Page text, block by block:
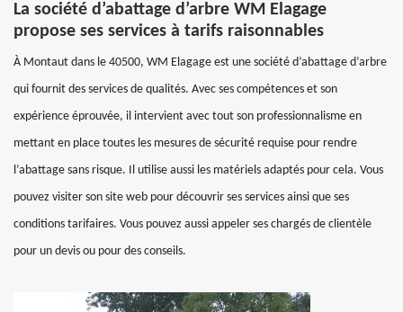
La société d’abattage d’arbre WM Elagage
propose ses services à tarifs raisonnables
À Montaut dans le 40500, WM Elagage est une société d’abattage d’arbre
qui fournit des services de qualités. Avec ses compétences et son
expérience éprouvée, il intervient avec tout son professionnalisme en
mettant en place toutes les mesures de sécurité requise pour rendre
l’abattage sans risque. Il utilise aussi les matériels adaptés pour cela. Vous
pouvez visiter son site web pour découvrir ses services ainsi que ses
conditions tarifaires. Vous pouvez aussi appeler ses chargés de clientèle
pour un devis ou pour des conseils.